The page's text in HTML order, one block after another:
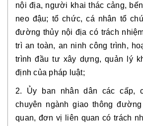
nội địa, người khai thác cảng,
neo đậu; tổ chức, cá nhân tổ
đường thủy nội địa có trách
trì an toàn, an ninh công trình,
trình đầu tư xây dựng, quản lý
định của pháp luật;
2. Ủy ban nhân dân các cấp,
chuyên ngành giao thông
quan, đơn vị liên quan có trách